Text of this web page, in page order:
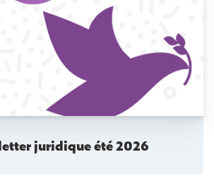
juridique été 2026